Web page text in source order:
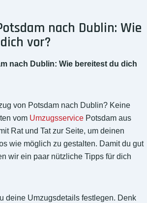
nach Dublin: Wie
vor?
nach Dublin: Wie bereitest du dich
von Potsdam nach Dublin? Keine
vom Umzugsservice Potsdam aus
Rat und Tat zur Seite, um deinen
wie möglich zu gestalten. Damit du gut
wir ein paar nützliche Tipps für dich
deine Umzugsdetails festlegen. Denk